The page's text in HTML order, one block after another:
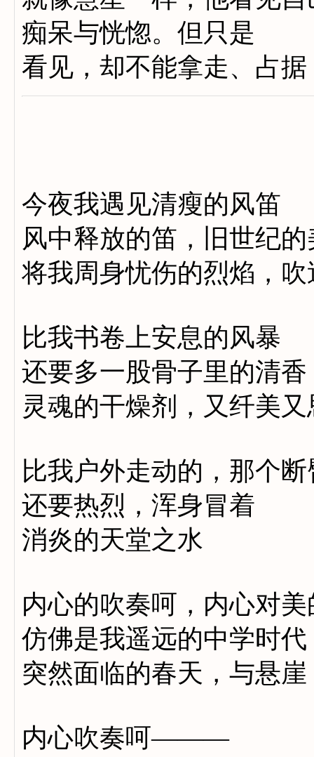
痴呆与恍惚。但只是
看见，却不能拿走、占据
今夜我遇见清瘦的风笛
风中释放的笛，旧世纪的
将我周身忧伤的烈焰，吹
比我书卷上安息的风暴
还要多一股骨子里的清香
灵魂的干燥剂，又纤美又
比我户外走动的，那个
还要热烈，浑身冒着
消炎的天堂之水
内心的吹奏呵，内心对
仿佛是我遥远的中学时代
突然面临的春天，与悬崖
内心吹奏呵———